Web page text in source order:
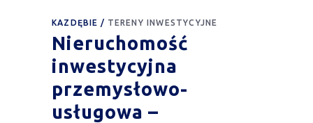
KAZDĘBIE TERENY INWESTYCYJNE
Nieruchomość
inwestycyjna
przemysłowo-
usługowa –